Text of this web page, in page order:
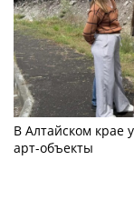
В Алтайском
арт-объекты